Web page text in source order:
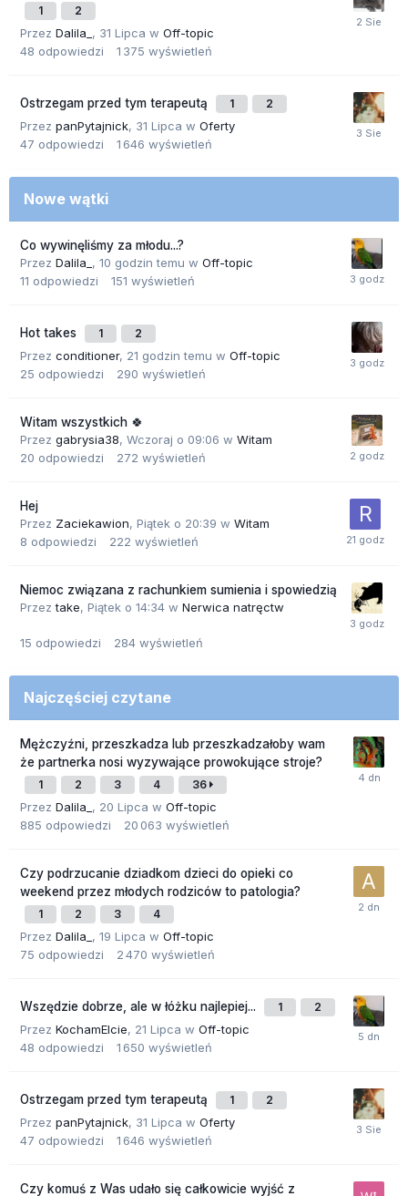
1 2
Przez Dalila_ , 31 Lipca w Off-topic
48 odpowiedzi 1 375 wyświetleń
Ostrzegam przed tym terapeutą 1 2
Przez panPytajnick, 31 Lipca w Oferty
47 odpowiedzi 1 646 wyświetleń
Nowe wątki
Co wywinęliśmy za młodu...?
Przez Dalila_ , 10 godzin temu w Off-topic
11 odpowiedzi 151 wyświetleń
Hot takes 1 2
Przez conditioner, 21 godzin temu w Off-topic
25 odpowiedzi 290 wyświetleń
Witam wszystkich 🍀
Przez gabrysia38, Wczoraj o 09:06 w Witam
20 odpowiedzi 272 wyświetleń
Hej
Przez Zaciekawion, Piątek o 20:39 w Witam
8 odpowiedzi 222 wyświetleń
Niemoc związana z rachunkiem sumienia i spowiedzią
Przeztake, Piątek o 14:34 w Nerwica natręctw
15 odpowiedzi 284 wyświetleń
Najczęściej czytane
Mężczyźni, przeszkadza lub przeszkadzałoby wam
że partnerka nosi wyzywające prowokujące stroje?
1 2 3 4 36
Przez Dalila_ , 20 Lipca w Off-topic
885 odpowiedzi 20 063 wyświetleń
Czy podrzucanie dziadkom dzieci do opieki co
weekend przez młodych rodziców to patologia?
1 2 3 4
Przez Dalila_ , 19 Lipca w Off-topic
75 odpowiedzi 2 470 wyświetleń
Wszędzie dobrze, ale w łóżku najlepiej... 1 2
Przez KochamElcie, 21 Lipca w Off-topic
48 odpowiedzi 1 650 wyświetleń
Ostrzegam przed tym terapeutą 1 2
Przez panPytajnick, 31 Lipca w Oferty
47 odpowiedzi 1 646 wyświetleń
Czy komuś z Was udało się całkowicie wyjść z